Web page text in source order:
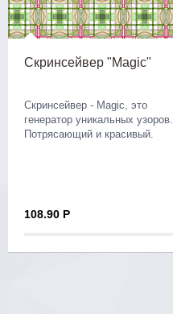
Скринсейвер "Magic"
Скринсейвер - Magic, это
генератор уникальных узоров.
Потрясающий и красивый.
108.90 Р